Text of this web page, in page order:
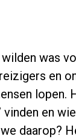
was
en
lopen.
vinden en
daarop?